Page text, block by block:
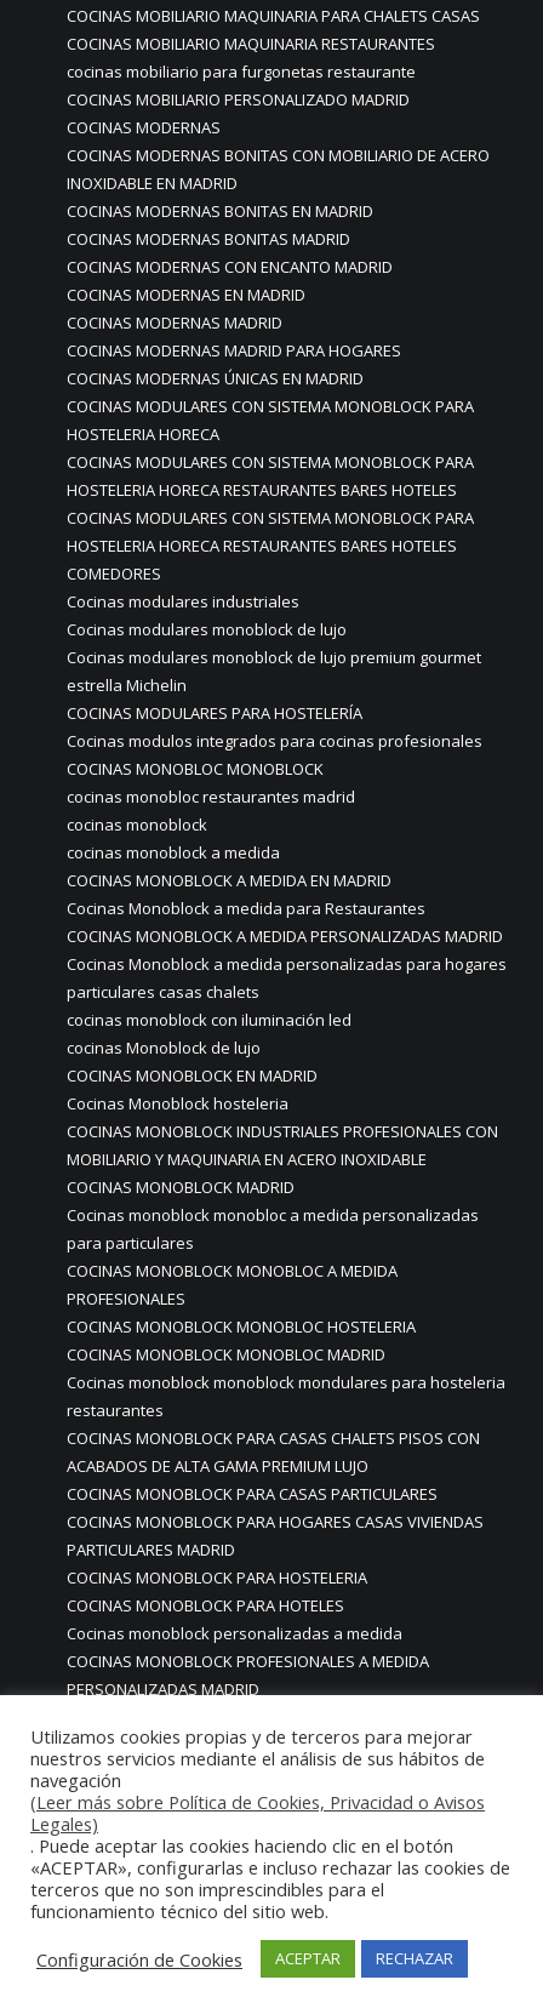
COCINAS MOBILIARIO MAQUINARIA PARA CHALETS CASAS
COCINAS MOBILIARIO MAQUINARIA RESTAURANTES
cocinas mobiliario para furgonetas restaurante
COCINAS MOBILIARIO PERSONALIZADO MADRID
COCINAS MODERNAS
COCINAS MODERNAS BONITAS CON MOBILIARIO DE ACERO
INOXIDABLE EN MADRID
COCINAS MODERNAS BONITAS EN MADRID
COCINAS MODERNAS BONITAS MADRID
COCINAS MODERNAS CON ENCANTO MADRID
COCINAS MODERNAS EN MADRID
COCINAS MODERNAS MADRID
COCINAS MODERNAS MADRID PARA HOGARES
COCINAS MODERNAS ÚNICAS EN MADRID
COCINAS MODULARES CON SISTEMA MONOBLOCK PARA
HOSTELERIA HORECA
COCINAS MODULARES CON SISTEMA MONOBLOCK PARA
HOSTELERIA HORECA RESTAURANTES BARES HOTELES
COCINAS MODULARES CON SISTEMA MONOBLOCK PARA
HOSTELERIA HORECA RESTAURANTES BARES HOTELES
COMEDORES
Cocinas modulares industriales
Cocinas modulares monoblock de lujo
Cocinas modulares monoblock de lujo premium gourmet
estrella Michelin
COCINAS MODULARES PARA HOSTELERÍA
Cocinas modulos integrados para cocinas profesionales
COCINAS MONOBLOC MONOBLOCK
cocinas monobloc restaurantes madrid
cocinas monoblock
cocinas monoblock a medida
COCINAS MONOBLOCK A MEDIDA EN MADRID
Cocinas Monoblock a medida para Restaurantes
COCINAS MONOBLOCK A MEDIDA PERSONALIZADAS MADRID
Cocinas Monoblock a medida personalizadas para hogares
particulares casas chalets
cocinas monoblock con iluminación led
cocinas Monoblock de lujo
COCINAS MONOBLOCK EN MADRID
Cocinas Monoblock hosteleria
COCINAS MONOBLOCK INDUSTRIALES PROFESIONALES CON
MOBILIARIO Y MAQUINARIA EN ACERO INOXIDABLE
COCINAS MONOBLOCK MADRID
Cocinas monoblock monobloc a medida personalizadas
para particulares
COCINAS MONOBLOCK MONOBLOC A MEDIDA
PROFESIONALES
COCINAS MONOBLOCK MONOBLOC HOSTELERIA
COCINAS MONOBLOCK MONOBLOC MADRID
Cocinas monoblock monoblock mondulares para hosteleria
restaurantes
COCINAS MONOBLOCK PARA CASAS CHALETS PISOS CON
ACABADOS DE ALTA GAMA PREMIUM LUJO
COCINAS MONOBLOCK PARA CASAS PARTICULARES
COCINAS MONOBLOCK PARA HOGARES CASAS VIVIENDAS
PARTICULARES MADRID
COCINAS MONOBLOCK PARA HOSTELERIA
COCINAS MONOBLOCK PARA HOTELES
Cocinas monoblock personalizadas a medida
COCINAS MONOBLOCK PROFESIONALES A MEDIDA
PERSONALIZADAS MADRID
MADRIDD
Cocinas para chef amateur
COCINAS PARA COMEDORES EMPRESAS
cocinas para comedores escolares
COCINAS PARA FOODTRUCKS FOOD TRUCK
COCINAS PARA HOSTELERÍA O PARA HOGARES
PARTICULARES
COCINAS PARA HOTELES BUFFETS
COCINAS PARA PARTICULARES Y HOSTELERIA
Utilizamos cookies propias y de terceros para mejorar
nuestros servicios mediante el análisis de sus hábitos de
navegación
(Leer más sobre Política de Cookies, Privacidad o Avisos
Legales)
. Puede aceptar las cookies haciendo clic en el botón
«ACEPTAR», configurarlas e incluso rechazar las cookies de
terceros que no son imprescindibles para el
funcionamiento técnico del sitio web.
Configuración de Cookies
ACEPTAR RECHAZAR